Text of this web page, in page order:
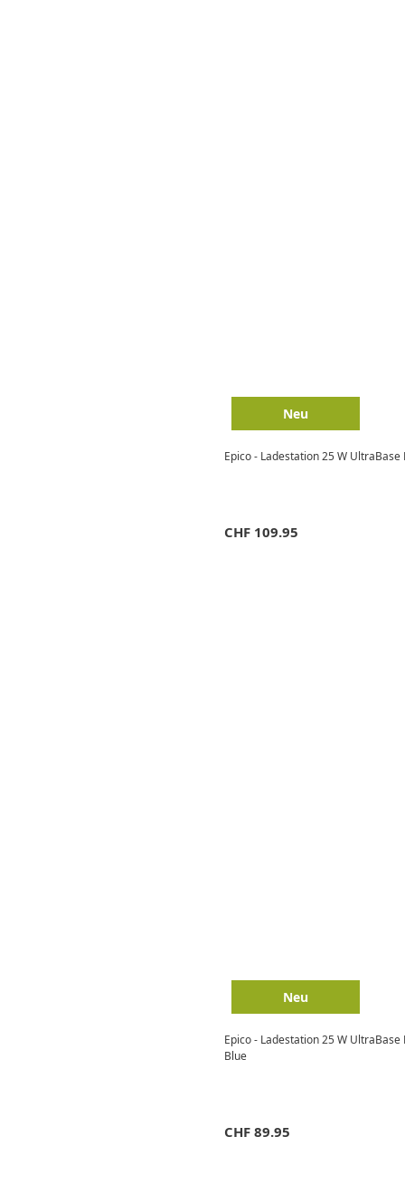
Neu
Epico - Ladestation 25 W
CHF 109.95
Neu
Epico - Ladestation 25 W
Blue
CHF 89.95